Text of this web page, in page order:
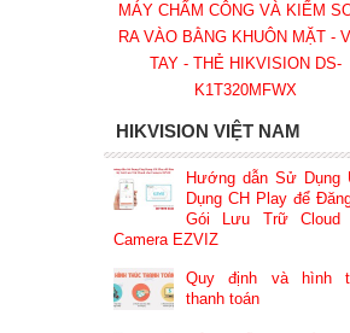
MÁY CHẤM CÔNG VÀ KIỂM
RA VÀO BẰNG KHUÔN MẶT -
TAY - THẺ HIKVISION DS-
K1T320MFWX
HIKVISION VIỆT NAM
Hướng dẫn Sử Dụng
Dụng CH Play để
Gói Lưu Trữ Cloud
Camera EZVIZ
Quy định và hình
thanh toán